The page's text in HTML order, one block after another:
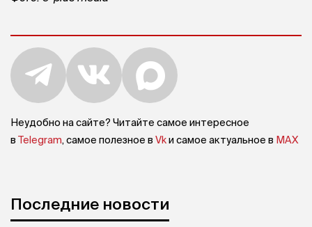
Неудобно на сайте? Читайте самое интересное
в Telegram, самое полезное в Vkи самое актуальное в MAX
Последние новости